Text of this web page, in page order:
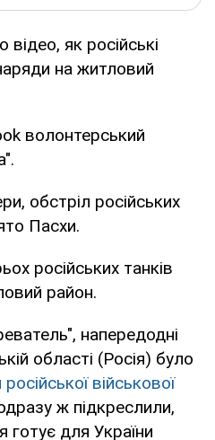
як російські
на житловий
волонтерський
обстріл російських
Пасхи.
російських танків
район.
напередодні
області (Росія) було
військової
ж підкреслили,
для України